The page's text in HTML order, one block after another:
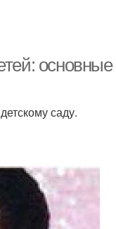
саду.